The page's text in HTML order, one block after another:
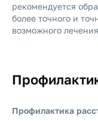
рекомендуется
более точного и
возможного
Профилактика